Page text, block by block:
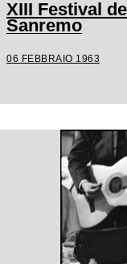
XIII Festival
Sanremo
06 FEBBRAIO 1963